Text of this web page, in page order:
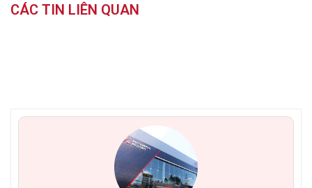
CÁC TIN LIÊN QUAN